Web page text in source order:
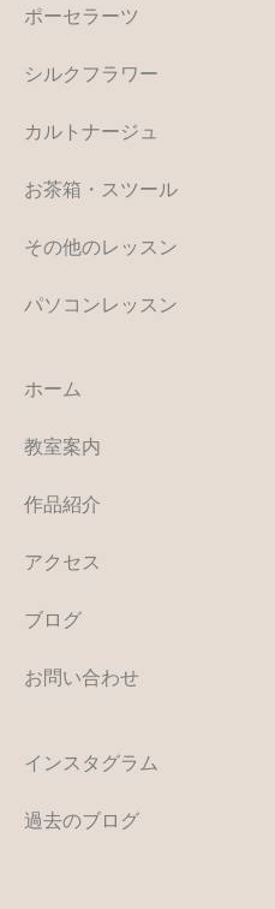
ポーセラーツ
シルクフラワー
カルトナージュ
お茶箱・スツール
その他のレッスン
パソコンレッスン
ホーム
教室案内
作品紹介
アクセス
ブログ
お問い合わせ
インスタグラム
過去のブログ